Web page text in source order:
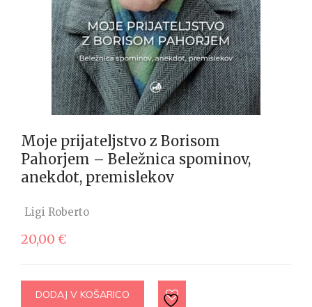
Moje prijateljstvo z Borisom
Pahorjem – Beležnica spominov,
anekdot, premislekov
Ligi Roberto
20,00 €
DODAJ V KOŠARICO